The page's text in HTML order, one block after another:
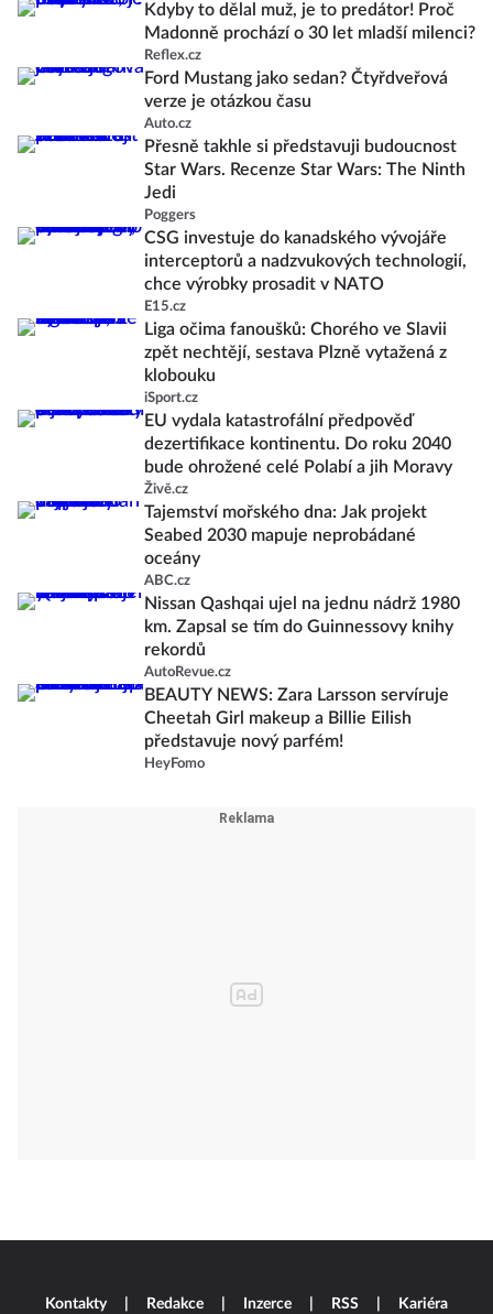
Kdyby to dělal muž, je to predátor! Proč
Madonně prochází o 30 let mladší milenci?
Reflex.cz
Ford Mustang jako sedan? Čtyřdveřová
verze je otázkou času
Auto.cz
Přesně takhle si představuji budoucnost
Star Wars. Recenze Star Wars: The Ninth
Jedi
Poggers
CSG investuje do kanadského vývojáře
interceptorů a nadzvukových technologií,
chce výrobky prosadit v NATO
E15.cz
Liga očima fanoušků: Chorého ve Slavii
zpět nechtějí, sestava Plzně vytažená z
klobouku
iSport.cz
EU vydala katastrofální předpověď
dezertifikace kontinentu. Do roku 2040
bude ohrožené celé Polabí a jih Moravy
Živě.cz
Tajemství mořského dna: Jak projekt
Seabed 2030 mapuje neprobádané
oceány
ABC.cz
Nissan Qashqai ujel na jednu nádrž 1980
km. Zapsal se tím do Guinnessovy knihy
rekordů
AutoRevue.cz
BEAUTY NEWS: Zara Larsson servíruje
Cheetah Girl makeup a Billie Eilish
představuje nový parfém!
HeyFomo
Kontakty Redakce Inzerce RSS Kariéra